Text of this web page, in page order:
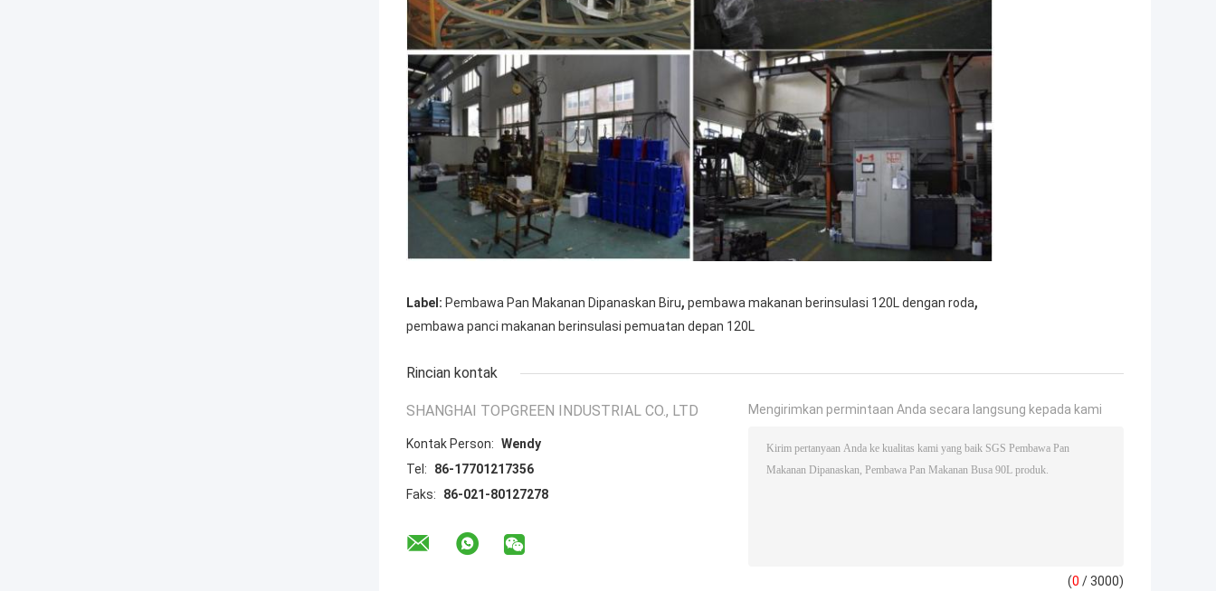
Label: Pembawa Pan Makanan Dipanaskan Biru, pembawa makanan berinsulasi 120L dengan roda,
pembawa panci makanan berinsulasi pemuatan depan 120L
Rincian kontak
SHANGHAI TOPGREEN INDUSTRIAL CO., LTD
Kontak Person: Wendy
Tel:
86-17701217356
Faks:
86-021-80127278
Mengirimkan permintaan Anda secara langsung kepada kami
(0 / 3000)